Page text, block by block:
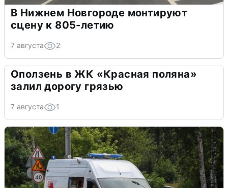
В Нижнем Новгороде монтируют
сцену к 805-летию
7 августа 2
Оползень в ЖК «Красная поляна»
залил дорогу грязью
7 августа 1